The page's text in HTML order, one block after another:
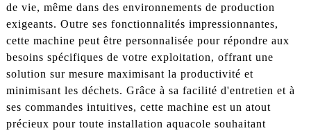
de vie, même dans des environnements de production
exigeants. Outre ses fonctionnalités impressionnantes,
cette machine peut être personnalisée pour répondre aux
besoins spécifiques de votre exploitation, offrant une
solution sur mesure maximisant la productivité et
minimisant les déchets. Grâce à sa facilité d'entretien et à
ses commandes intuitives, cette machine est un atout
précieux pour toute installation aquacole souhaitant